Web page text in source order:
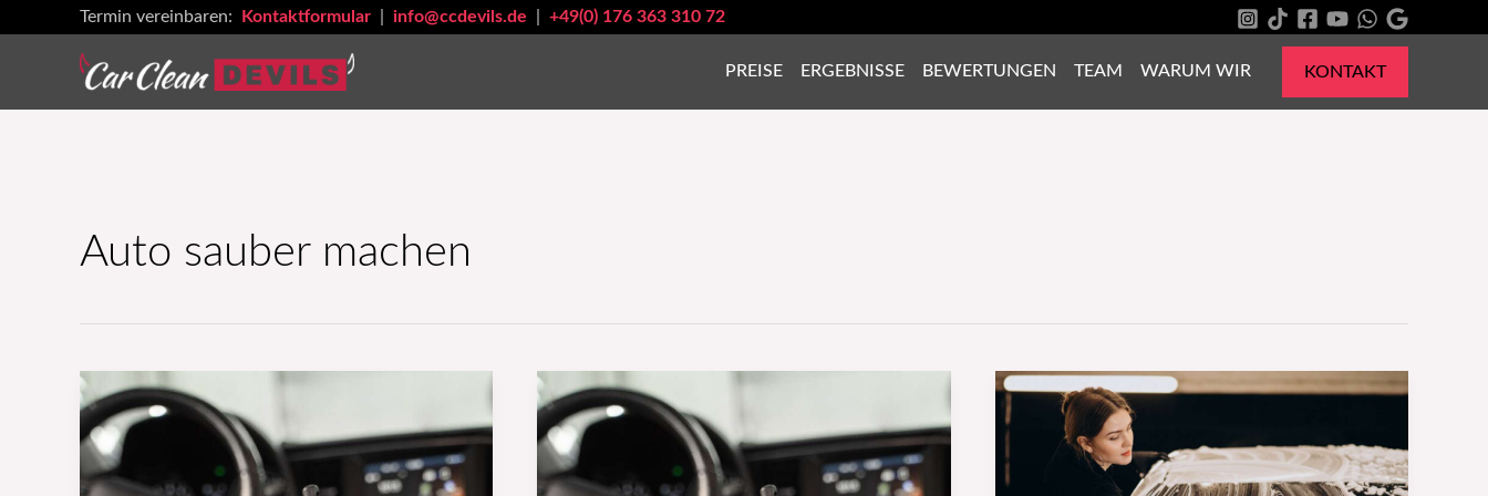
Termin vereinbaren: Kontaktformular info@ccdevils.de +49(0) 176 363 310 72
PREISE ERGEBNISSE BEWERTUNGEN TEAM WARUM WIR KONTAKT
Auto sauber machen
Autowerbung:
Wie
du
sie
Autoreinigung:
Schritt
für
Schritt
Autoreinigung:
Schritt